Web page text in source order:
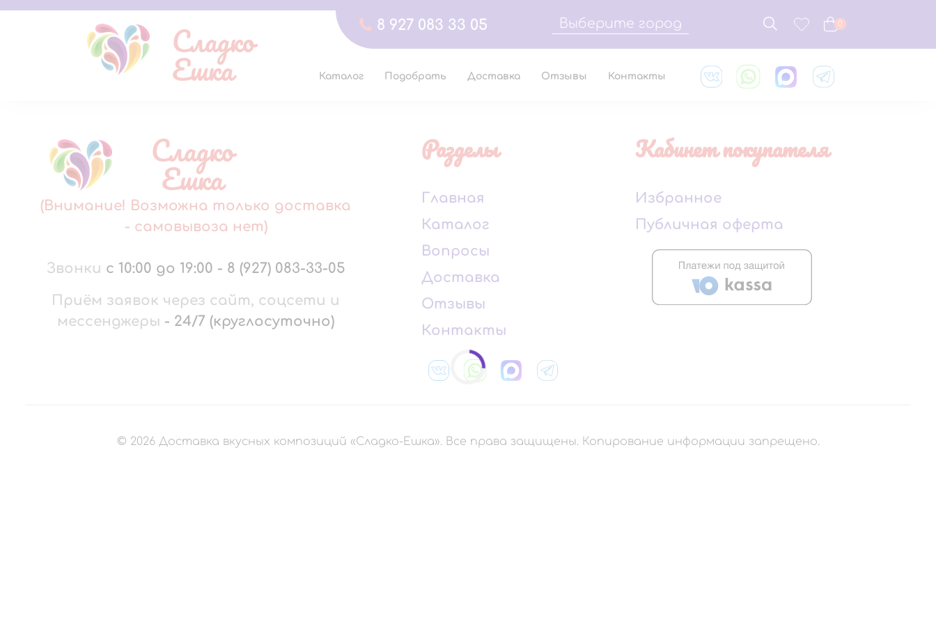
8 927 083 33 05 Выберите город 0
Сладко
Ешка Каталог Подобрать Доставка Отзывы Контакты
Сладко
Ешка
(Внимание! Возможна только доставка
- самовывоза нет)
Звонки с 10:00 до 19:00 - 8 (927) 083-33-05
Приём заявок через сайт, соцсети и
мессенджеры - 24/7 (круглосуточно)
Разделы
Главная
Каталог
Вопросы
Доставка
Отзывы
Контакты
Кабинет покупателя
Избранное
Публичная оферта
© 2026Доставка вкусных композиций «Сладко-Ешка». Все права защищены. Копирование информации запрещено.